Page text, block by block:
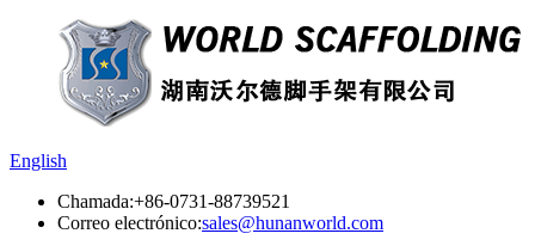
English
Chamada:+86-0731-88739521
Correo electrónico:sales@hunanworld.com